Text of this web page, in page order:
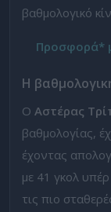
βαθμολογικό
Προσφορά*
Η
Ο Αστέρας
βαθμολογίας,
έχοντας
με 41 γκολ
τις πιο